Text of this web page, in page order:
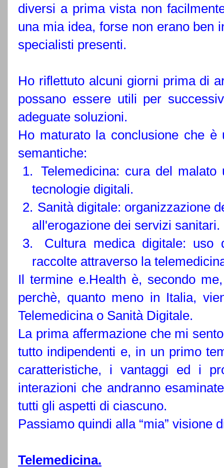
diversi a prima vista non
una mia idea, forse non erano ben
specialisti presenti.
Ho riflettuto alcuni giorni prima di
possano essere utili per
adeguate soluzioni.
Ho maturato la conclusione che
semantiche:
1.
Telemedicina: cura del
tecnologie digitali.
2. Sanità digitale: organizzazione
all'erogazione dei servizi sanitari.
3.
Cultura medica digitale: uso
raccolte attraverso la
Il termine e.Health è, secondo
perchè, quanto meno in Italia,
Telemedicina o Sanità Digitale.
La prima affermazione che mi
tutto indipendenti e, in un primo
caratteristiche, i vantaggi ed i
interazioni che andranno
tutti gli aspetti di ciascuno.
Passiamo quindi alla “mia” visione
Telemedicina.